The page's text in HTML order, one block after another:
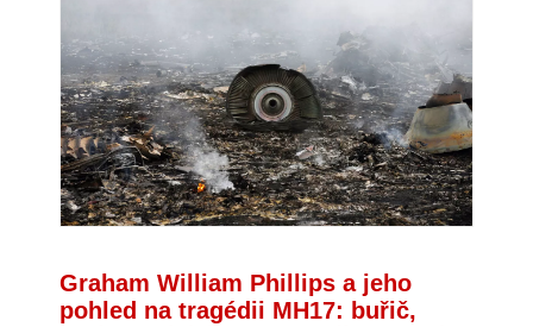
Graham William Phillips a jeho
pohled na tragédii MH17: buřič,